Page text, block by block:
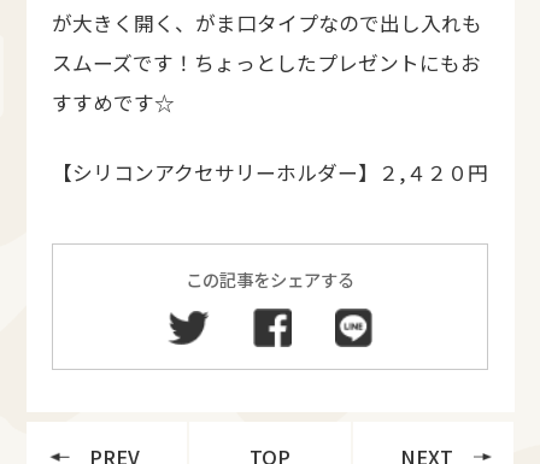
が大きく開く、がま口タイプなので出し入れも
スムーズです！ちょっとしたプレゼントにもお
すすめです☆
【シリコンアクセサリーホルダー】２,４２０円
この記事をシェアする
PREV TOP NEXT